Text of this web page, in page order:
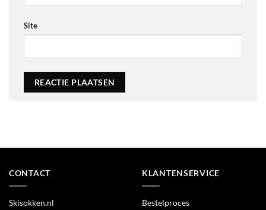
Site
CONTACT
Skisokken.nl
KLANTENSERVICE
Bestelproces